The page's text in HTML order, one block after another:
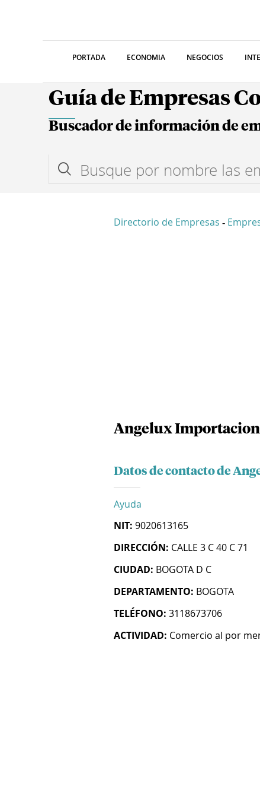
PORTADA ECONOMIA NEGOCIOS
Guía de Empresas
Buscador de información de
Directorio de Empresas -
Angelux
Datos de contacto de
Ayuda
NIT: 9020613165
DIRECCIÓN: CALLE 3 C 40 C 71
CIUDAD: BOGOTA D C
DEPARTAMENTO: BOGOTA
TELÉFONO: 3118673706
ACTIVIDAD: Comercio al por